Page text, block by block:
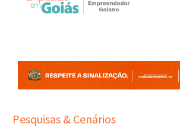
Pesquisas & Cenários